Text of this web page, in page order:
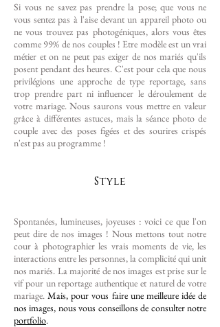
Si vous ne savez pas prendre la pose; que vous ne
vous sentez pas à l'aise devant un appareil photo ou
ne vous trouvez pas photogéniques, alors vous êtes
comme 99% de nos couples ! Etre modèle est un vrai
métier et on ne peut pas exiger de nos mariés qu'ils
posent pendant des heures. C'est pour cela que nous
privilégions une approche de type reportage, sans
trop prendre part ni influencer le déroulement de
votre mariage. Nous saurons vous mettre en valeur
grâce à différentes astuces, mais la séance photo de
couple avec des poses figées et des sourires crispés
n'est pas au programme !
Style
Spontanées, lumineuses, joyeuses : voici ce que l'on
peut dire de nos images ! Nous mettons tout notre
cour à photographier les vrais moments de vie, les
interactions entre les personnes, la complicité qui unit
nos mariés. La majorité de nos images est prise sur le
vif pour un reportage authentique et naturel de votre
mariage.Mais, pour vous faire une meilleure idée de
nos images, nous vous conseillons de consulter notre
portfolio.